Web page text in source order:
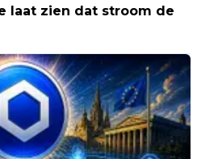
laat zien dat stroom de